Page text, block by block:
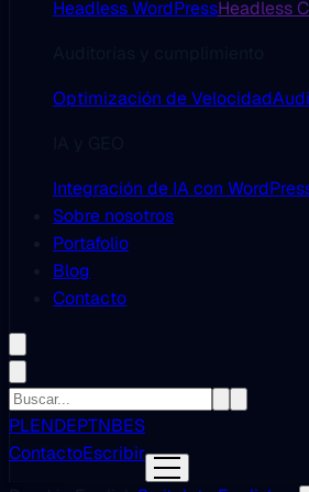
Headless WordPressHeadless
Optimización de Velocidad
Integración de IA con
Sobre nosotros
Portafolio
Blog
Contacto
PLENDEPTNBES
ContactoEscribir